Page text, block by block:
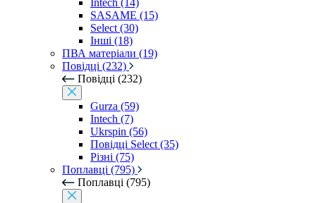
Intech (14)
SASAME (15)
Select (30)
Інші (18)
ПВА матеріали (19)
Повідці (232)
Повідці (232)
Gurza (59)
Intech (7)
Ukrspin (56)
Повідці Select (35)
Різні (75)
Поплавці (795)
Поплавці (795)